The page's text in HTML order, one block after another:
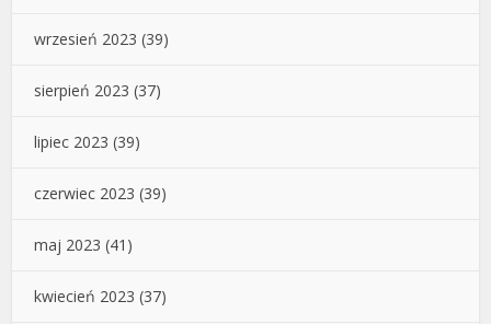
wrzesień 2023 (39)
sierpień 2023 (37)
lipiec 2023 (39)
czerwiec 2023 (39)
maj 2023 (41)
kwiecień 2023 (37)